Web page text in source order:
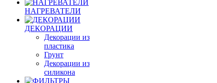
НАГРЕВАТЕЛИ
ДЕКОРАЦИИ
Декорации из
пластика
Грунт
Декорации из
силикона